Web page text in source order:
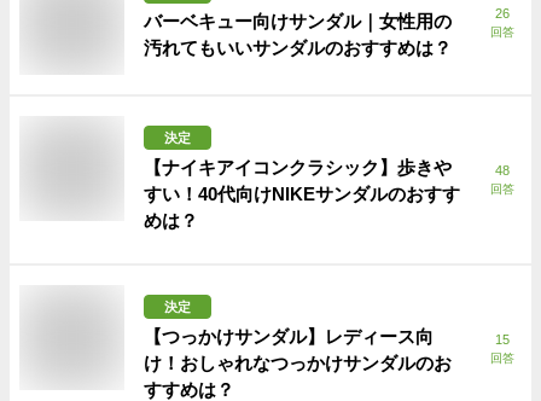
バーベキュー向けサンダル｜女性用の
汚れてもいいサンダルのおすすめは？
26
回答
決定
【ナイキアイコンクラシック】歩きや
すい！40代向けNIKEサンダルのおすす
めは？
48
回答
決定
【つっかけサンダル】レディース向
け！おしゃれなつっかけサンダルのお
すすめは？
15
回答